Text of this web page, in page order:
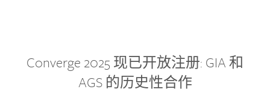
Converge 2025 现已开放注册: GIA 和
AGS 的历史性合作